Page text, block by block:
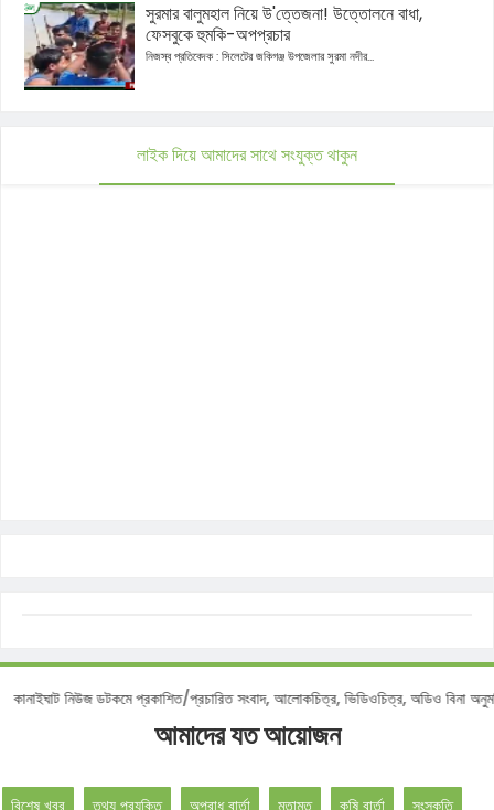
সুরমার বালুমহাল নিয়ে উ'ত্তেজনা! উত্তোলনে বাধা,
ফেসবুকে হুমকি-অপপ্রচার
নিজস্ব প্রতিবেদক : সিলেটের জকিগঞ্জ উপজেলার সুরমা নদীর...
লাইক দিয়ে আমাদের সাথে সংযুক্ত থাকুন
:কানাইঘাট নিউজ ডটকমে প্রকাশিত/প্রচারিত সংবাদ, আলোকচিত্র, ভিডিওচিত্র, অডিও
আমাদের যত আয়োজন